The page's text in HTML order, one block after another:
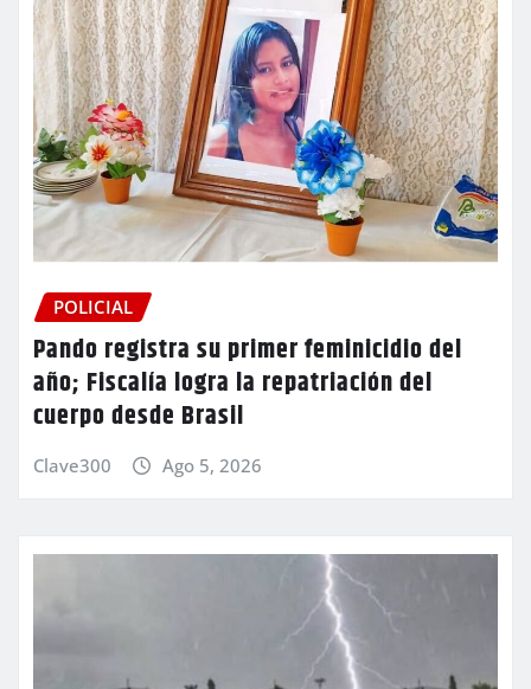
POLICIAL
Pando registra su primer feminicidio del
año; Fiscalía logra la repatriación del
cuerpo desde Brasil
Clave300 Ago 5, 2026